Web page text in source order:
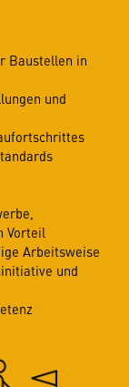
Baustellen in
und
Vorteil
Arbeitsweise
und